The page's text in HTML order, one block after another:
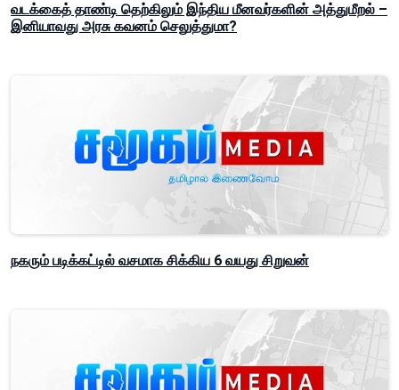
வடக்கைத் தாண்டி தெற்கிலும் இந்திய மீனவர்களின் அத்துமீறல் –
இனியாவது அரசு கவனம் செலுத்துமா?
நகரும் படிக்கட்டில் வசமாக சிக்கிய 6 வயது சிறுவன்